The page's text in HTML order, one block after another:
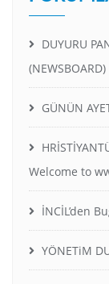
DUYURU
(NEWSBOARD)
GÜNÜN
Welcome to
İNCİL’den
YÖNETiM